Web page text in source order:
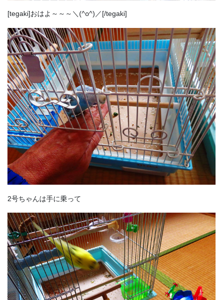
[tegaki]おはよ～～～＼(^o^)／[/tegaki]
2号ちゃんは手に乗って